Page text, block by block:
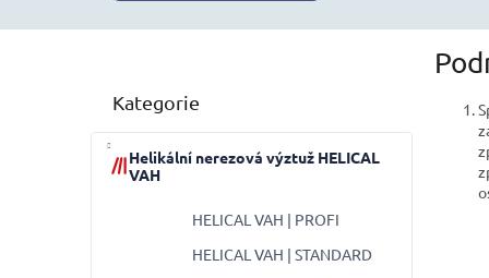
r
kategorie
Kategorie
Helikální nerezová výztuž HELICAL
VAH
HELICAL VAH | PROFI
HELICAL VAH | STANDARD